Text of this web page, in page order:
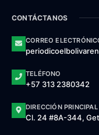
CONTÁCTANOS
CORREO
TELÉFONO
+57 313 2380342
DIRECCIÓN PRINCIPAL
Cl. 24 #8A-344,